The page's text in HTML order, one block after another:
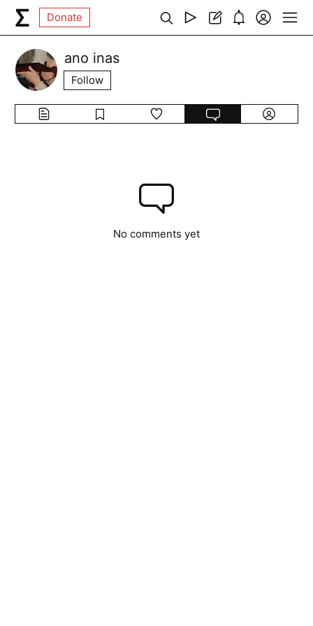
Donate
ano inas
Follow
No comments yet